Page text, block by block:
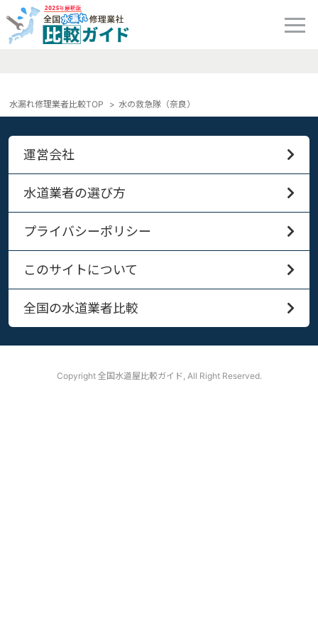
水漏れ修理業者比較TOP 水の救急隊（奈良）
運営会社
水道業者の選び方
プライバシーポリシー
このサイトについて
全国の水道業者比較
Copyright 全国水道屋比較ガイド, All Right Reserved.